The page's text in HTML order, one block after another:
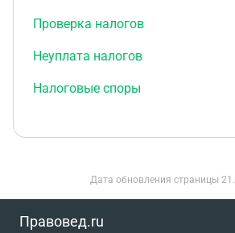
Проверка налогов
Неуплата налогов
Налоговые споры
Дата обновления страницы
Правовед.ru